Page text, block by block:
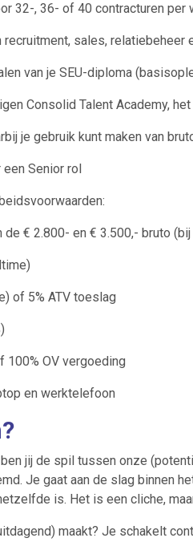
32-, 36- of 40 contracturen per
recruitment, sales, relatiebeheer
van je SEU-diploma
Consolid Talent Academy,
je gebruik kunt maken van
Senior rol
de € 2.800- en € 3.500,- bruto
of 5% ATV toeslag
OV vergoeding
en werktelefoon
jij de spil tussen onze
Je gaat aan de slag binnen
is. Het is een cliche,
maakt? Je schakelt